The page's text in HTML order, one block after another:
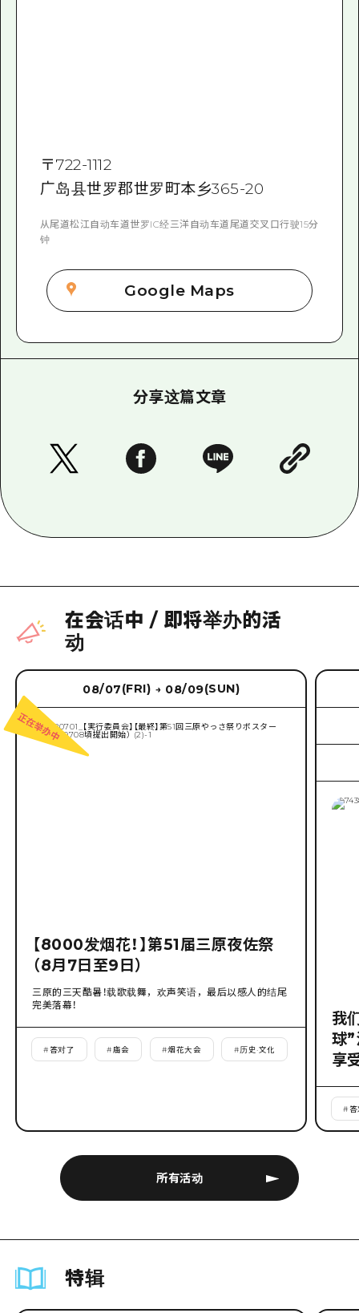
〒722-1112
广岛县世罗郡世罗町本乡365-20
从尾道松江自动车道世罗IC经三洋自动车道尾道交叉口行驶15分
钟
Google Maps
分享这篇文章
在会话中 / 即将举办的活
动
所有活动
08/07(FRI) → 08/09(SUN)
【8000发烟花！】第51届三原夜佐祭
（8月7日至9日）
三原的三天酷暑！载歌载舞，欢声笑语，最后以感人的结尾
完美落幕！
# 答对了 #庙会 #烟花大会 #历史·文化
我
球
享
#
特辑